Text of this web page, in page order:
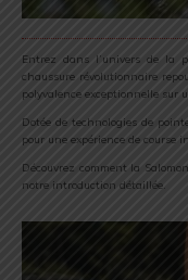
Entrez dans l’univers de la
chaussure révolutionnaire
polyvalence exceptionnelle sur
Dotée de technologies de
pour une expérience de course
Découvrez comment la
notre introduction détaillée.